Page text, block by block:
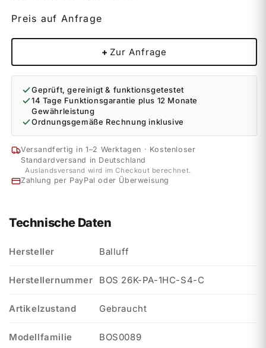
Preis auf Anfrage
+ Zur Anfrage
Geprüft, gereinigt & funktionsgetestet
14 Tage Funktionsgarantie plus 12 Monate
Gewährleistung
Ordnungsgemäße Rechnung inklusive
Versandfertig in 1–2 Werktagen · Kostenloser
Standardversand in Deutschland
Auslandsversand wird im Checkout berechnet.
Zahlung per PayPal oder Überweisung
Technische Daten
Hersteller Balluff
Herstellernummer BOS 26K-PA-1HC-S4-C
Artikelzustand Gebraucht
Modellfamilie BOS0089